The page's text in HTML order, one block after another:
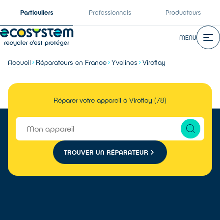
Particuliers Professionnels Producteurs
MENU
Accueil Réparateurs en France Yvelines Viroflay
Réparer votre appareil à Viroflay (78)
TROUVER UN RÉPARATEUR